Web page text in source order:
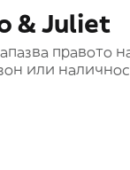
& Juliet
правото
или